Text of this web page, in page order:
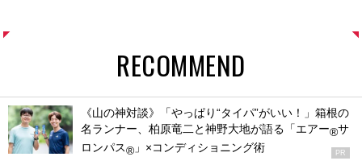
RECOMMEND
《山の神対談》「やっぱり“タイパ”がいい！」箱根の
名ランナー、柏原竜二と神野大地が語る「エアー®サ
ロンパス® 」×コンディショニング術 PR